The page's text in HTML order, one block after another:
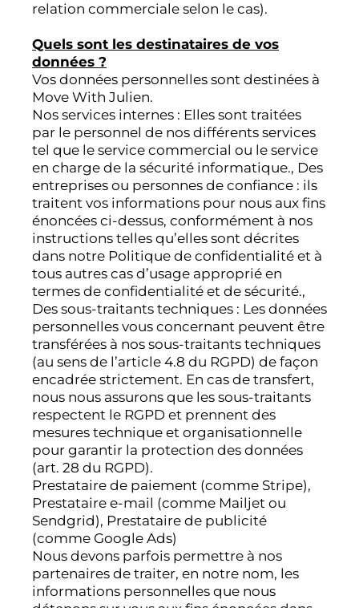
relation commerciale selon le cas).
Quels sont les destinataires de vos
données ?
Vos données personnelles sont destinées à
Move With Julien.
Nos services internes : Elles sont traitées
par le personnel de nos différents services
tel que le service commercial ou le service
en charge de la sécurité informatique., Des
entreprises ou personnes de confiance : ils
traitent vos informations pour nous aux fins
énoncées ci-dessus, conformément à nos
instructions telles qu’elles sont décrites
dans notre Politique de confidentialité et à
tous autres cas d’usage approprié en
termes de confidentialité et de sécurité.,
Des sous-traitants techniques : Les données
personnelles vous concernant peuvent être
transférées à nos sous-traitants techniques
(au sens de l’article 4.8 du RGPD) de façon
encadrée strictement. En cas de transfert,
nous nous assurons que les sous-traitants
respectent le RGPD et prennent des
mesures technique et organisationnelle
pour garantir la protection des données
(art. 28 du RGPD).
Prestataire de paiement (comme Stripe),
Prestataire e-mail (comme Mailjet ou
Sendgrid), Prestataire de publicité
(comme Google Ads)
Nous devons parfois permettre à nos
partenaires de traiter, en notre nom, les
informations personnelles que nous